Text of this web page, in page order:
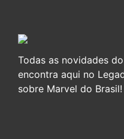
Todas as novidades
encontra aqui no
sobre Marvel do Brasil!